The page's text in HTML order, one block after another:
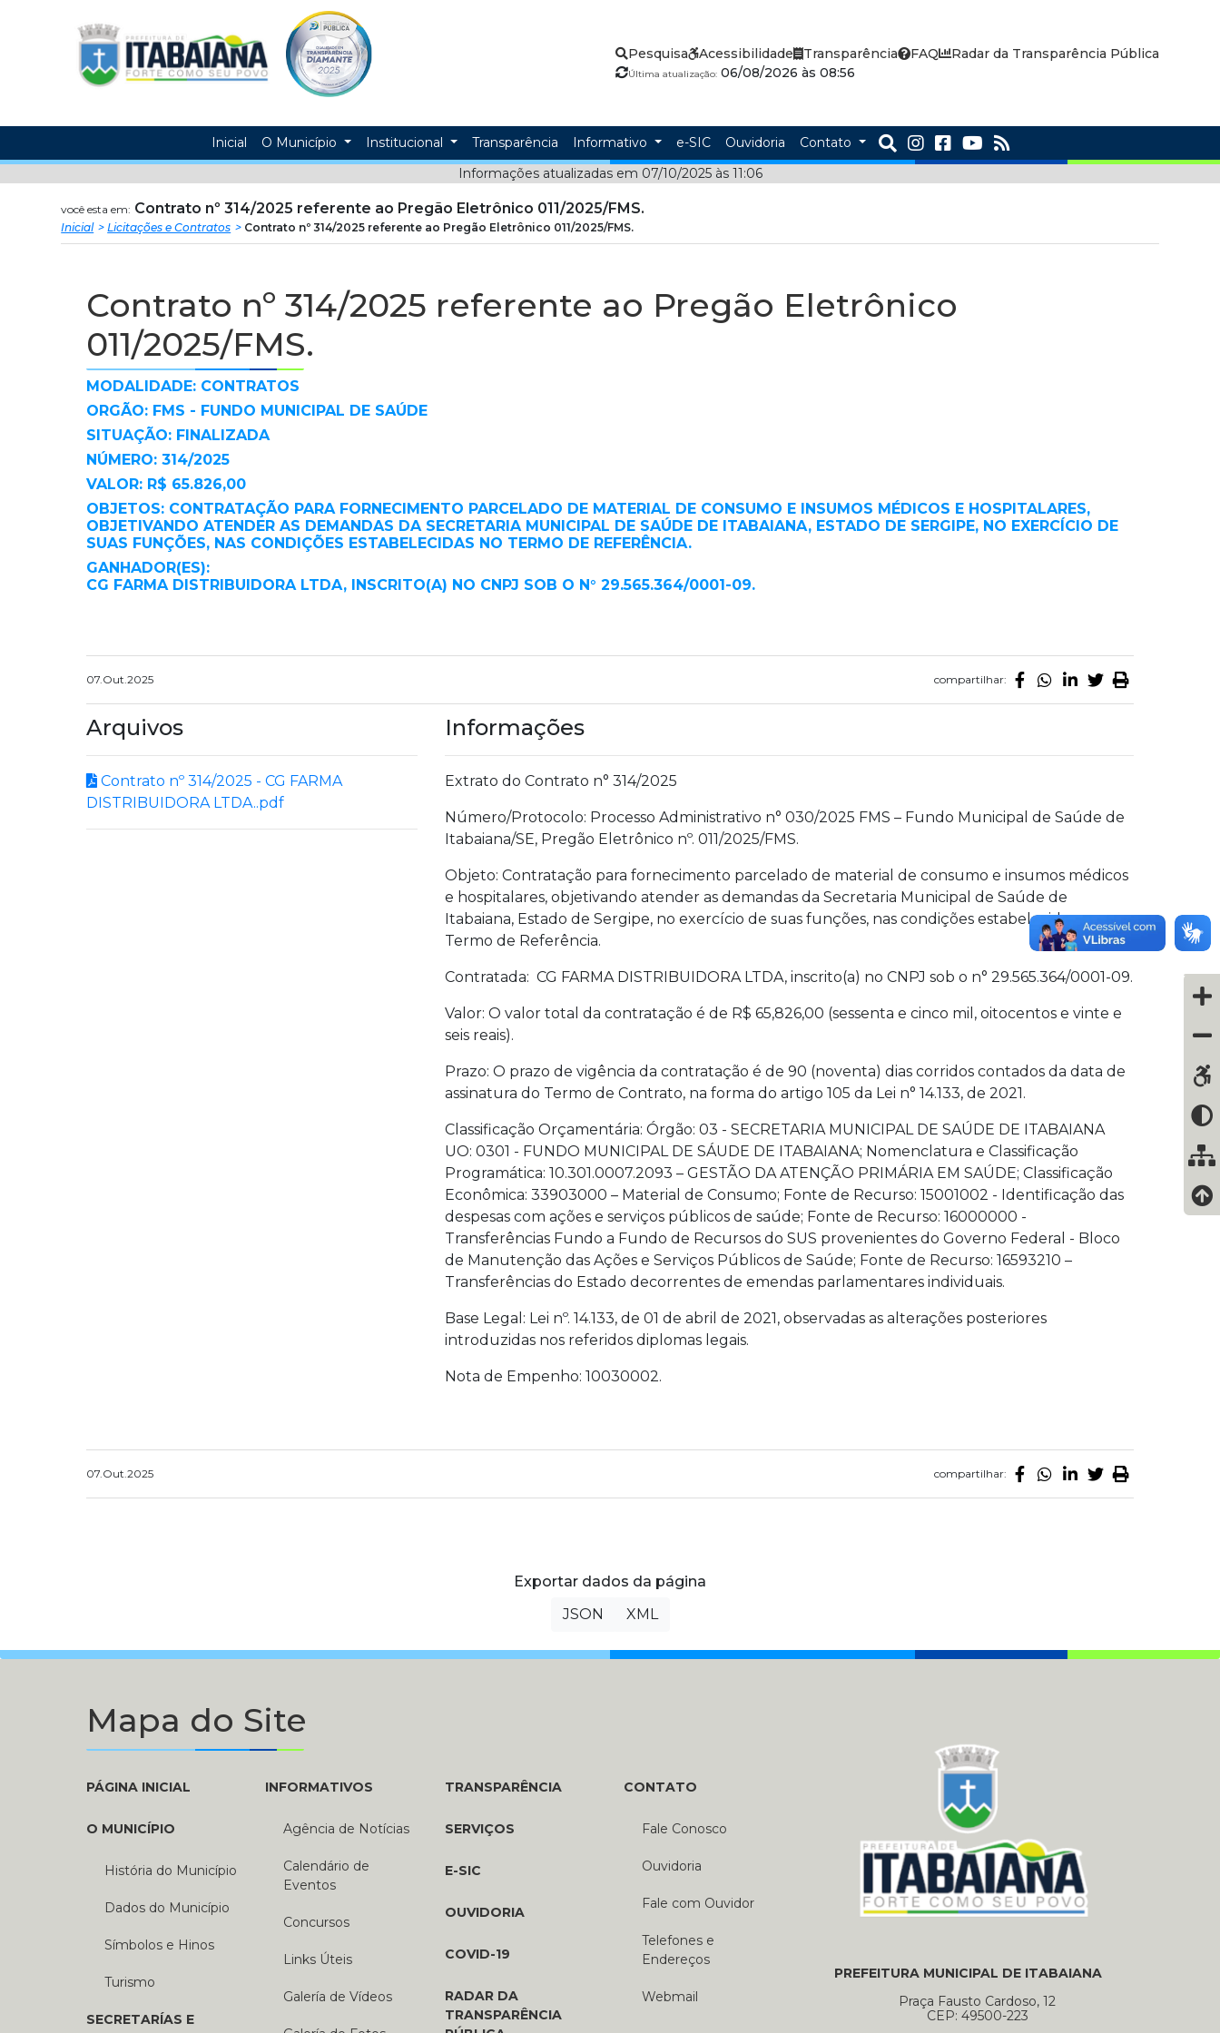
Prefeitura
Municipal
Itabaiana
Pesquisa Acessibilidade Transparência FAQ Radar da Transparência Pública
Última atualização:06/08/2026 às 08:56
Inicial O Município Institucional Transparência Informativo e-SIC Ouvidoria
Contato
Informações atualizadas em 07/10/2025 às 11:06
você esta em: Contrato nº 314/2025 referente ao Pregão Eletrônico 011/2025/FMS.
Inicial Licitações e Contratos Contrato nº 314/2025 referente ao Pregão Eletrônico 011/2025/FMS.
Contrato nº 314/2025 referente ao Pregão Eletrônico
011/2025/FMS.
MODALIDADE: CONTRATOS
ORGÃO: FMS - FUNDO MUNICIPAL DE SAÚDE
SITUAÇÃO: FINALIZADA
NÚMERO: 314/2025
VALOR: R$ 65.826,00
OBJETOS: CONTRATAÇÃO PARA FORNECIMENTO PARCELADO DE MATERIAL DE CONSUMO E INSUMOS MÉDICOS E HOSPITALARES,
OBJETIVANDO ATENDER AS DEMANDAS DA SECRETARIA MUNICIPAL DE SAÚDE DE ITABAIANA, ESTADO DE SERGIPE, NO EXERCÍCIO DE
SUAS FUNÇÕES, NAS CONDIÇÕES ESTABELECIDAS NO TERMO DE REFERÊNCIA.
GANHADOR(ES):
CG FARMA DISTRIBUIDORA LTDA, INSCRITO(A) NO CNPJ SOB O N° 29.565.364/0001-09.
07.Out.2025 compartilhar:
Arquivos
Contrato nº 314/2025 - CG FARMA
DISTRIBUIDORA LTDA..pdf
Informações
Extrato do Contrato n° 314/2025
Número/Protocolo: Processo Administrativo n° 030/2025 FMS – Fundo Municipal de Saúde de
Itabaiana/SE, Pregão Eletrônico nº. 011/2025/FMS.
Objeto: Contratação para fornecimento parcelado de material de consumo e insumos médicos
e hospitalares, objetivando atender as demandas da Secretaria Municipal de Saúde de
Itabaiana, Estado de Sergipe, no exercício de suas funções, nas condições estabelecidas no
Termo de Referência.
Contratada: CG FARMA DISTRIBUIDORA LTDA, inscrito(a) no CNPJ sob o n° 29.565.364/0001-09.
Valor: O valor total da contratação é de R$ 65,826,00 (sessenta e cinco mil, oitocentos e vinte e
seis reais).
Prazo: O prazo de vigência da contratação é de 90 (noventa) dias corridos contados da data de
assinatura do Termo de Contrato, na forma do artigo 105 da Lei n° 14.133, de 2021.
Classificação Orçamentária: Órgão: 03 - SECRETARIA MUNICIPAL DE SAÚDE DE ITABAIANA
UO: 0301 - FUNDO MUNICIPAL DE SÁUDE DE ITABAIANA; Nomenclatura e Classificação
Programática: 10.301.0007.2093 – GESTÃO DA ATENÇÃO PRIMÁRIA EM SAÚDE; Classificação
Econômica: 33903000 – Material de Consumo; Fonte de Recurso: 15001002 - Identificação das
despesas com ações e serviços públicos de saúde; Fonte de Recurso: 16000000 -
Transferências Fundo a Fundo de Recursos do SUS provenientes do Governo Federal - Bloco
de Manutenção das Ações e Serviços Públicos de Saúde; Fonte de Recurso: 16593210 –
Transferências do Estado decorrentes de emendas parlamentares individuais.
Base Legal: Lei nº. 14.133, de 01 de abril de 2021, observadas as alterações posteriores
introduzidas nos referidos diplomas legais.
Nota de Empenho: 10030002.
07.Out.2025 compartilhar:
Exportar dados da página
JSON
XML
Mapa do Site
PÁGINA INICIAL
O MUNICÍPIO
História do Município
Dados do Município
Símbolos e Hinos
Turismo
SECRETARÍAS E
INFORMATIVOS
Agência de Notícias
Calendário de
Eventos
Concursos
Links Úteis
Galería de Vídeos
TRANSPARÊNCIA
SERVIÇOS
E-SIC
OUVIDORIA
COVID-19
RADAR DA
TRANSPARÊNCIA
CONTATO
Fale Conosco
Ouvidoria
Fale com Ouvidor
Telefones e
Endereços
Webmail
PREFEITURA MUNICIPAL DE ITABAIANA
Praça Fausto Cardoso, 12
CEP: 49500-223